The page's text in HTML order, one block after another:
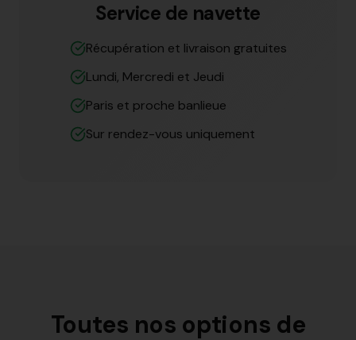
Service de navette
Récupération et livraison gratuites
Lundi, Mercredi et Jeudi
Paris et proche banlieue
Sur rendez-vous uniquement
Toutes nos options de